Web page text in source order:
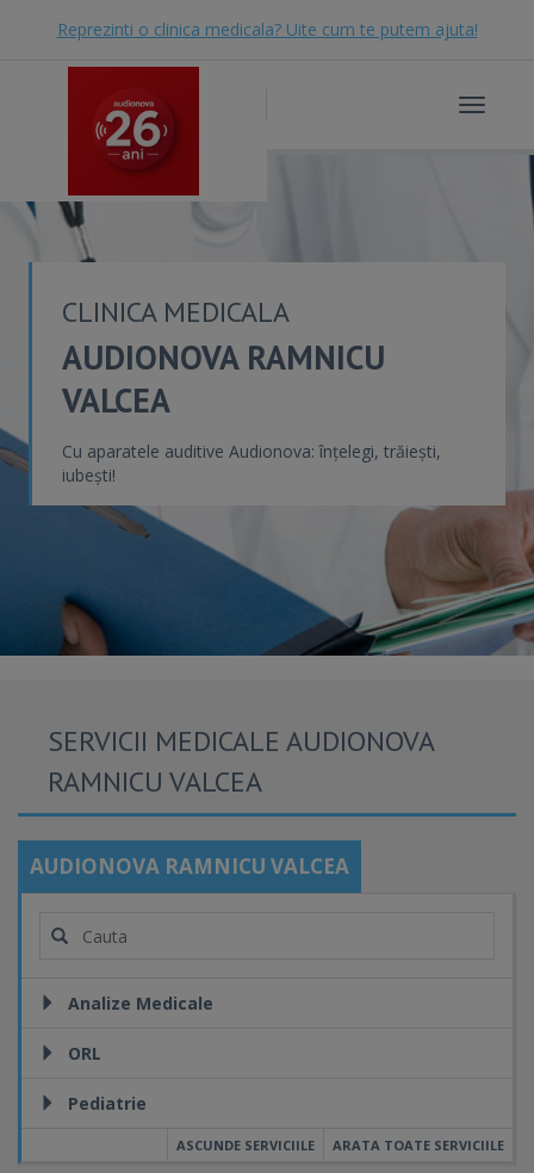
Reprezinti o clinica medicala? Uite cum te putem ajuta!
Toggle
CLINICA MEDICALA
AUDIONOVA RAMNICU
VALCEA
Cu aparatele auditive Audionova: înțelegi, trăiești,
iubești!
SERVICII MEDICALE AUDIONOVA
RAMNICU VALCEA
AUDIONOVA RAMNICU VALCEA
Analize Medicale
ORL
Pediatrie
ARATA TOATE SERVICIILE
ASCUNDE SERVICIILE